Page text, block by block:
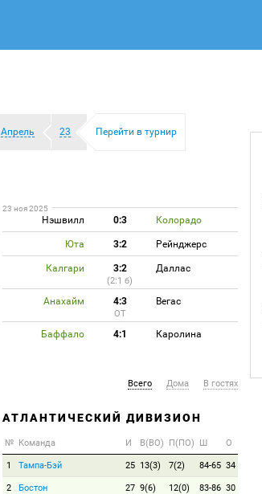
Апрель 23 Перейти в турнир
23 ноя 2025
Нэшвилл 0:3 Колорадо
Юта 3:2 Рейнджерс
Калгари 3:2 Даллас
(2:1 б)
Анахайм 4:3 Вегас
ОТ
Баффало 4:1 Каролина
Всего Дома В гостях
АТЛАНТИЧЕСКИЙ ДИВИЗИОН
№ Команда И В(ВО) П(ПО) Ш О
1 Тампа-Бэй 25 13(3) 7(2) 84-65 34
2 Бостон 27 9(6) 12(0) 83-86 30